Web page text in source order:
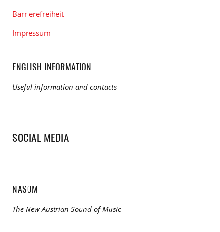
Barrierefreiheit
Impressum
ENGLISH INFORMATION
Useful information and contacts
SOCIAL MEDIA
NASOM
The New Austrian Sound of Music